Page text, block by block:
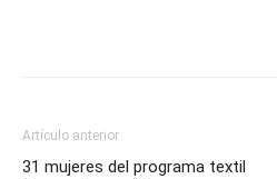
Artículo anterior
31 mujeres del programa textil